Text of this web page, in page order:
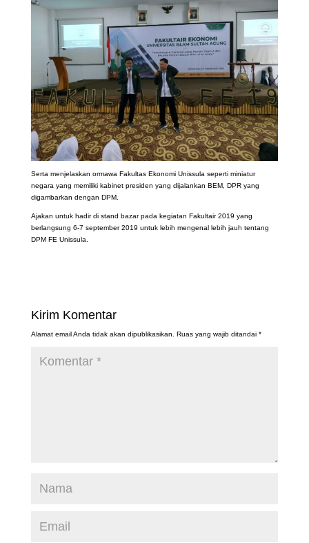
Serta menjelaskan ormawa Fakultas Ekonomi Unissula seperti miniatur
negara yang memiliki kabinet presiden yang dijalankan BEM, DPR yang
digambarkan dengan DPM.
Ajakan untuk hadir di stand bazar pada kegiatan Fakultair 2019 yang
berlangsung 6-7 september 2019 untuk lebih mengenal lebih jauh tentang
DPM FE Unissula.
Kirim Komentar
Alamat email Anda tidak akan dipublikasikan. Ruas yang wajib ditandai *